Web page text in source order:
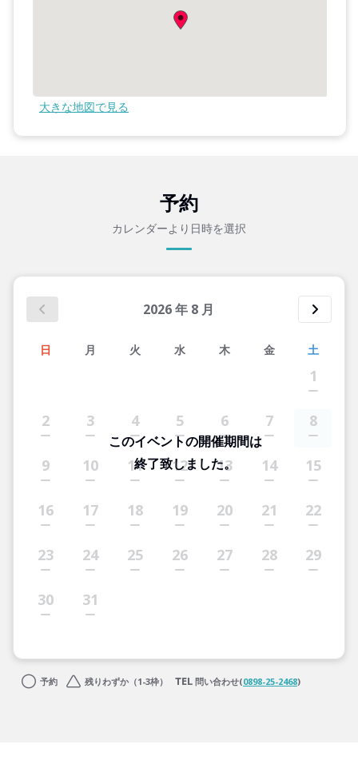
大きな地図で見る
予約
カレンダーより日時を選択
2026年 8 月
日 月 火 水 木 金 土
1
2 3 4 5 6 7 8
9 10 11 12 13 14 15
16 17 18 19 20 21 22
23 24 25 26 27 28 29
30 31
このイベントの開催期間は
終了致しました。
予約 残りわずか（1-3枠） 問い合わせ(0898-25-2468)